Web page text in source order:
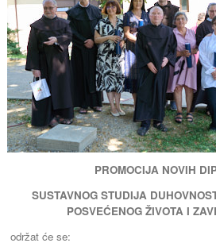
PROMOCIJA NOVIH
SUSTAVNOG STUDIJA
POSVEĆENOG ŽIVOTA I
održat će se: